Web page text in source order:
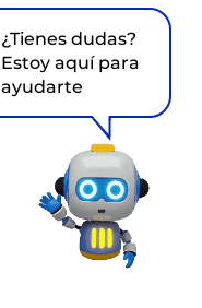
¿Tienes dudas?
Estoy aquí para
ayudarte